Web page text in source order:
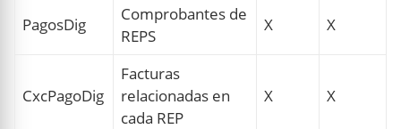
PagosDig
Comprobantes de
REPS
X X
CxcPagoDig
Facturas
relacionadas en
cada REP
X X